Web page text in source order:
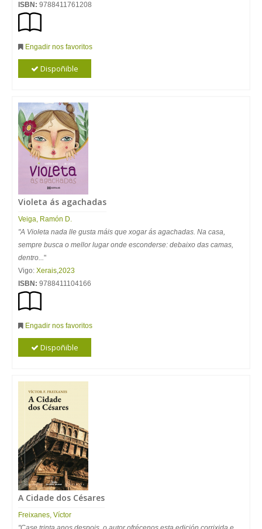
ISBN: 9788411761208
Engadir nos favoritos
Dispoñible
Violeta ás agachadas
Veiga, Ramón D.
"A Violeta nada lle gusta máis que xogar ás agachadas. Na casa,
sempre busca o mellor lugar onde esconderse: debaixo das camas,
dentro..."
Vigo: Xerais,2023
ISBN: 9788411104166
Engadir nos favoritos
Dispoñible
A Cidade dos Césares
Freixanes, Víctor